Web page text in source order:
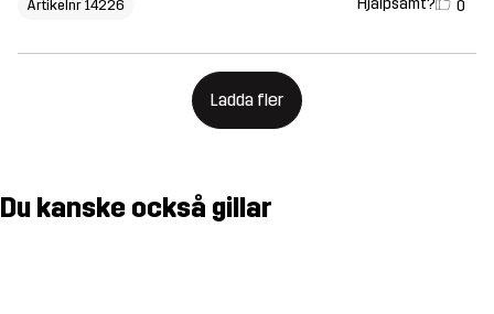
Artikelnr 14226 Hjälpsamt? 0
Ladda fler
Du kanske också gillar